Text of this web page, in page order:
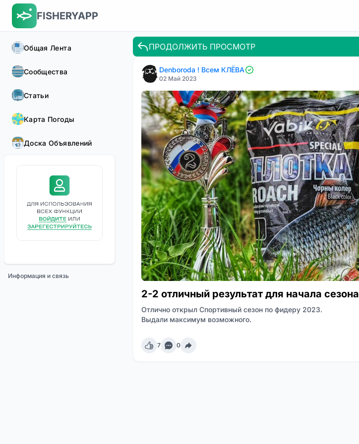
FISHERYAPP
Общая Лента
Сообщества
Статьи
Карта Погоды
Доска Объявлений
Информация и связь
ПРОДОЛЖИТЬ ПРОСМОТР
Denboroda ! Всем КЛЁВА
02 Май 2023
2-2 отличный результат для начала сезона
Отлично открыл Спортивный сезон по фидеру 2023.
Выдали максимум возможного.
7 0